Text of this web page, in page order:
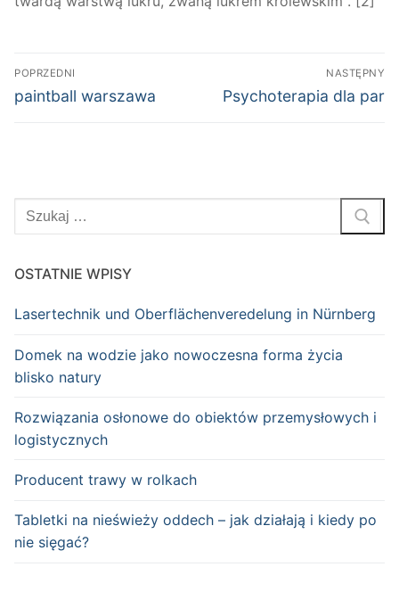
Nawigacja
wpisu
POPRZEDNI
Poprzedni
paintball warszawa
NASTĘPNY
Następny
Psychoterapia dla par
Szukaj:
OSTATNIE WPISY
Lasertechnik und Oberflächenveredelung in Nürnberg
Domek na wodzie jako nowoczesna forma życia
blisko natury
Rozwiązania osłonowe do obiektów przemysłowych i
logistycznych
Producent trawy w rolkach
Tabletki na nieświeży oddech – jak działają i kiedy po
nie sięgać?